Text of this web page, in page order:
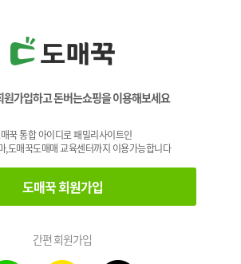
원가입하고 돈버는쇼핑을 이용해보세요
꾹 통합 아이디로 패밀리사이트인
,도매꾹도매매 교육센터까지 이용가능합니다
도매꾹 회원가입
간편 회원가입